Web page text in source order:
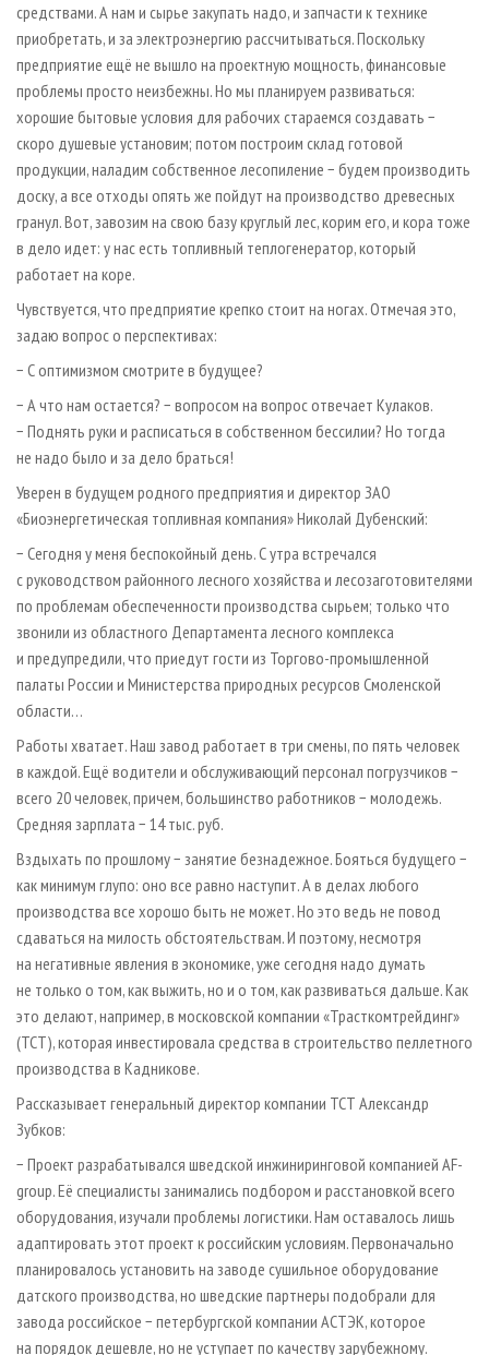
средствами. А нам и сырье закупать надо, и запчасти к технике
приобретать, и за электроэнергию рассчитываться. Поскольку
предприятие ещё не вышло на проектную мощность, финансовые
проблемы просто неизбежны. Но мы планируем развиваться:
хорошие бытовые условия для рабочих стараемся создавать −
скоро душевые установим; потом построим склад готовой
продукции, наладим собственное лесопиление − будем производить
доску, а все отходы опять же пойдут на производство древесных
гранул. Вот, завозим на свою базу круглый лес, корим его, и кора тоже
в дело идет: у нас есть топливный теплогенератор, который
работает на коре.
Чувствуется, что предприятие крепко стоит на ногах. Отмечая это,
задаю вопрос о перспективах:
− С оптимизмом смотрите в будущее?
− А что нам остается? − вопросом на вопрос отвечает Кулаков.
− Поднять руки и расписаться в собственном бессилии? Но тогда
не надо было и за дело браться!
Уверен в будущем родного предприятия и директор ЗАО
«Биоэнергетическая топливная компания» Николай Дубенский:
− Сегодня у меня беспокойный день. С утра встречался
с руководством районного лесного хозяйства и лесозаготовителями
по проблемам обеспеченности производства сырьем; только что
звонили из областного Департамента лесного комплекса
и предупредили, что приедут гости из Торгово-промышленной
палаты России и Министерства природных ресурсов Смоленской
области…
Работы хватает. Наш завод работает в три смены, по пять человек
в каждой. Ещё водители и обслуживающий персонал погрузчиков −
всего 20 человек, причем, большинство работников − молодежь.
Средняя зарплата − 14 тыс. руб.
Вздыхать по прошлому − занятие безнадежное. Бояться будущего −
как минимум глупо: оно все равно наступит. А в делах любого
производства все хорошо быть не может. Но это ведь не повод
сдаваться на милость обстоятельствам. И поэтому, несмотря
на негативные явления в экономике, уже сегодня надо думать
не только о том, как выжить, но и о том, как развиваться дальше. Как
это делают, например, в московской компании «Трасткомтрейдинг»
(ТСТ), которая инвестировала средства в строительство пеллетного
производства в Кадникове.
Рассказывает генеральный директор компании ТСТ Александр
Зубков:
− Проект разрабатывался шведской инжиниринговой компанией AF-
group. Её специалисты занимались подбором и расстановкой всего
оборудования, изучали проблемы логистики. Нам оставалось лишь
адаптировать этот проект к российским условиям. Первоначально
планировалось установить на заводе сушильное оборудование
датского производства, но шведские партнеры подобрали для
завода российское − петербургской компании АСТЭК, которое
на порядок дешевле, но не уступает по качеству зарубежному.